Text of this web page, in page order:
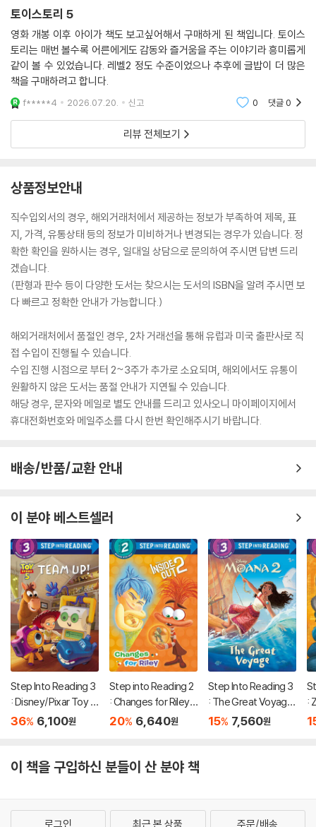
토이스토리 5
영화 개봉 이후 아이가 책도 보고싶어해서 구매하게 된 책입니다. 토이스
토리는 매번 볼수록 어른에게도 감동와 즐거움을 주는 이야기라 흥미롭게
같이 볼 수 있었습니다. 레벨2 정도 수준이었으나 추후에 글밥이 더 많은
책을 구매하려고 합니다.
f*****4 2026.07.20. 신고 0 댓글0
리뷰 전체보기
상품정보안내
직수입외서의 경우, 해외거래처에서 제공하는 정보가 부족하여 제목, 표
지, 가격, 유통상태 등의 정보가 미비하거나 변경되는 경우가 있습니다. 정
확한 확인을 원하시는 경우, 일대일 상담으로 문의하여 주시면 답변 드리
겠습니다.
(판형과 판수 등이 다양한 도서는 찾으시는 도서의 ISBN을 알려 주시면 보
다 빠르고 정확한 안내가 가능합니다.)
해외거래처에서 품절인 경우, 2차 거래선을 통해 유럽과 미국 출판사로 직
접 수입이 진행될 수 있습니다.
수입 진행 시점으로 부터 2~3주가 추가로 소요되며, 해외에서도 유통이
원활하지 않은 도서는 품절 안내가 지연될 수 있습니다.
해당 경우, 문자와 메일로 별도 안내를 드리고 있사오니 마이페이지에서
휴대전화번호와 메일주소를 다시 한번 확인해주시기 바랍니다.
배송/반품/교환 안내
이 분야 베스트셀러
Step Into Reading 3
: Disney/Pixar Toy S
tory 5 : Team Up!
36% 6,100원
Step into Reading 2
: Changes for Riley
(Disney/Pixar Inside
20% 6,640원
Step Into Reading 3
: The Great Voyage
(Disney Moana 2)
15% 7,560원
:
이 책을 구입하신 분들이 산 분야 책
로그인 최근 본 상품 주문/배송